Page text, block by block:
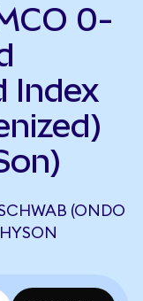
0-
Index
(ONDO